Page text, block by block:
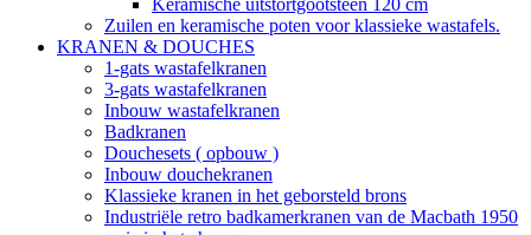
Keramische uitstortgootsteen 120 cm
Zuilen en keramische poten voor klassieke wastafels.
KRANEN & DOUCHES
1-gats wastafelkranen
3-gats wastafelkranen
Inbouw wastafelkranen
Badkranen
Douchesets ( opbouw )
Inbouw douchekranen
Klassieke kranen in het geborsteld brons
Industriële retro badkamerkranen van de Macbath 1950